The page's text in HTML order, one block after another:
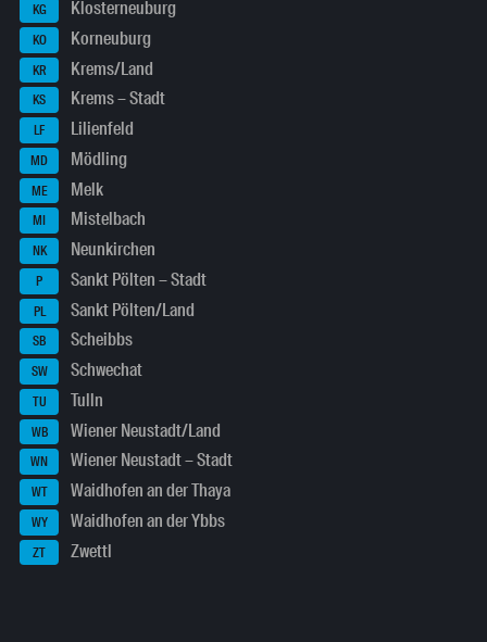
KG Klosterneuburg
KO Korneuburg
KR Krems/Land
KS Krems – Stadt
LF Lilienfeld
MD Mödling
ME Melk
MI Mistelbach
NK Neunkirchen
P Sankt Pölten – Stadt
PL Sankt Pölten/Land
SB Scheibbs
SW Schwechat
TU Tulln
WB Wiener Neustadt/Land
WN Wiener Neustadt – Stadt
WT Waidhofen an der Thaya
WY Waidhofen an der Ybbs
ZT Zwettl